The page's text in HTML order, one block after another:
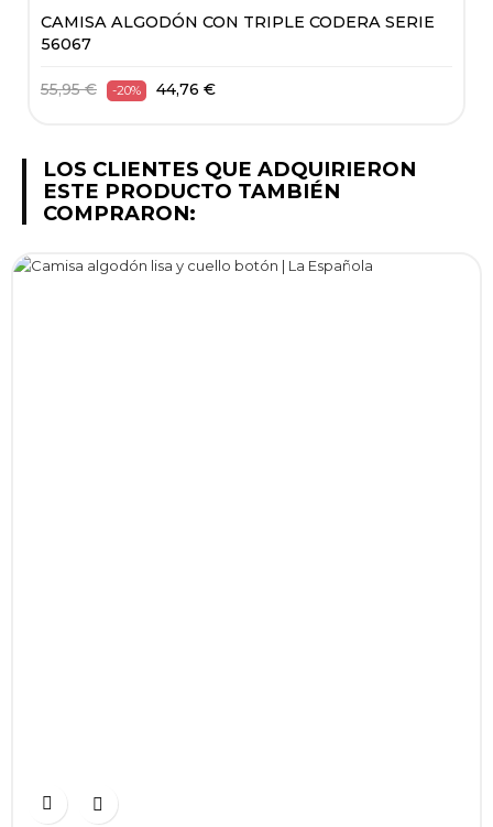
CAMISA ALGODÓN CON TRIPLE CODERA SERIE
56067
55,95 € -20% 44,76 €
LOS CLIENTES QUE ADQUIRIERON
ESTE PRODUCTO TAMBIÉN
COMPRARON:
 